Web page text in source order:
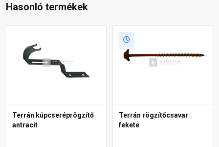
Hasonló termékek
Terrán kúpcseréprögzítő
antracit
Terrán rögzítőcsavar
fekete